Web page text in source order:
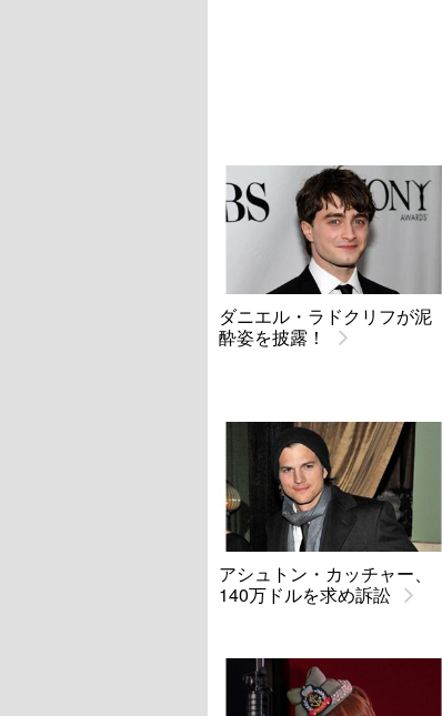
ダニエル・ラドクリフが泥
酔姿を披露！
アシュトン・カッチャー、
140万ドルを求め訴訟